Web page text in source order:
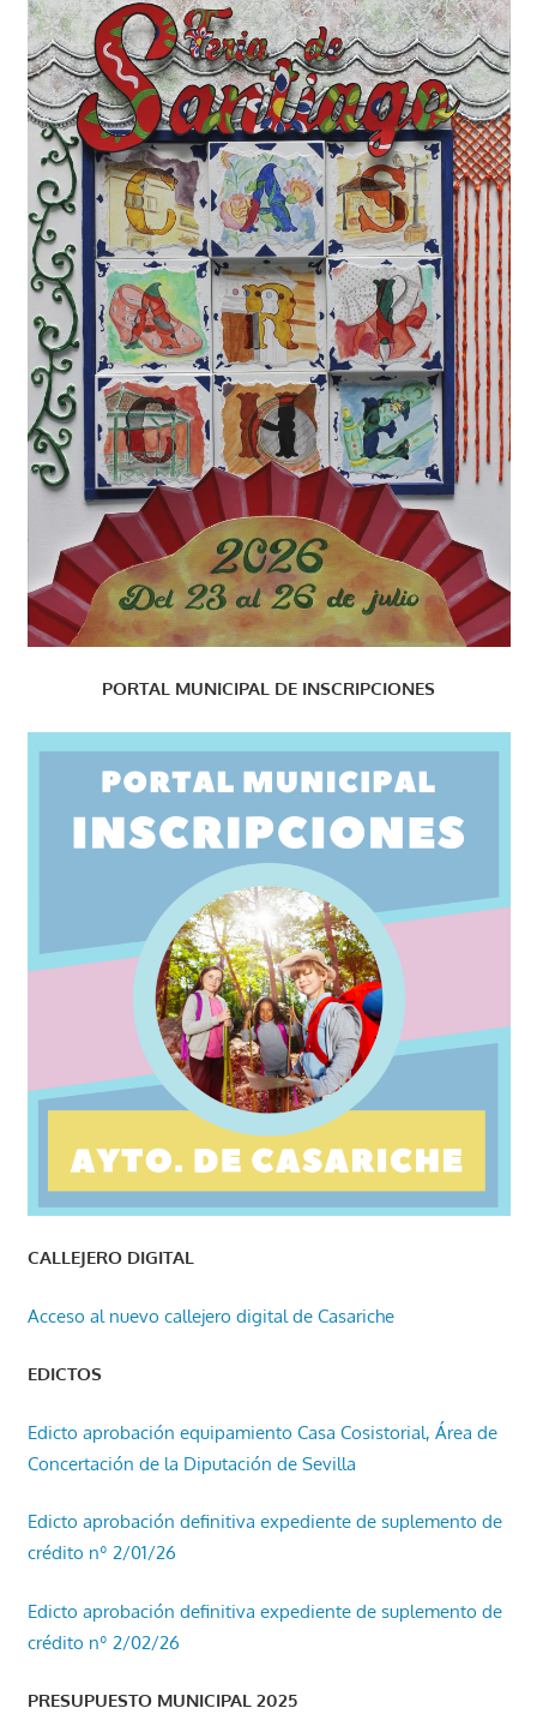
PORTAL MUNICIPAL DE INSCRIPCIONES
CALLEJERO DIGITAL
Acceso al nuevo callejero digital de Casariche
EDICTOS
Edicto aprobación equipamiento Casa Cosistorial, Área de
Concertación de la Diputación de Sevilla
Edicto aprobación definitiva expediente de suplemento de
crédito nº 2/01/26
Edicto aprobación definitiva expediente de suplemento de
crédito nº 2/02/26
PRESUPUESTO MUNICIPAL 2025